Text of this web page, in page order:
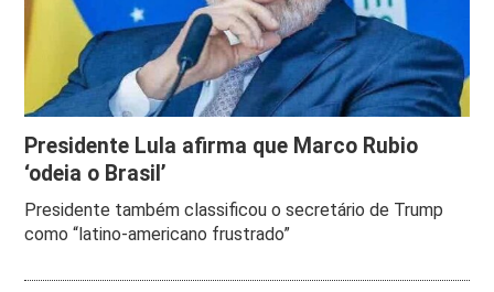
Presidente Lula afirma que Marco Rubio
‘odeia o Brasil’
Presidente também classificou o secretário de Trump
como “latino-americano frustrado”